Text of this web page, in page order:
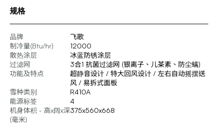
规格
品牌
飞歌
制冷量(Btu/hr)
12000
散热涂层
冰蓝防锈涂层
过滤网
3合1 抗菌过滤网 (银离子、儿茶素、防尘螨)
功能及特点
超静音设计 / 特大回风设计 / 左右自动摇摆送
风 / 易拆式面板
雪种类别
R410A
能源标签
4
机身体积 - 高x阔x深
(毫米)
375x560x668